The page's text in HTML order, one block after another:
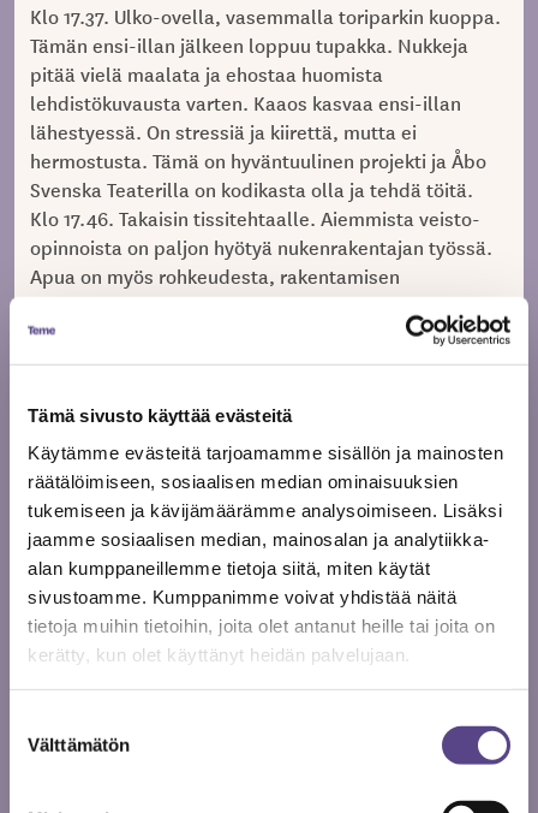
Tämä sivusto käyttää evästeitä
Käytämme evästeitä tarjoamamme sisällön ja mainosten
räätälöimiseen, sosiaalisen median ominaisuuksien
tukemiseen ja kävijämäärämme analysoimiseen. Lisäksi
jaamme sosiaalisen median, mainosalan ja analytiikka-
alan kumppaneillemme tietoja siitä, miten käytät
sivustoamme. Kumppanimme voivat yhdistää näitä
tietoja muihin tietoihin, joita olet antanut heille tai joita on
kerätty, kun olet käyttänyt heidän palvelujaan.
valinta
Välttämätön
Klo 17.37. Ulko-ovella, vasemmalla toriparkin kuoppa.
Tämän ensi-illan jälkeen loppuu tupakka. Nukkeja
pitää vielä maalata ja ehostaa huomista
lehdistökuvausta varten. Kaaos kasvaa ensi-illan
lähestyessä. On stressiä ja kiirettä, mutta ei
hermostusta. Tämä on hyväntuulinen projekti ja Åbo
Svenska Teaterilla on kodikasta olla ja tehdä töitä.
Klo 17.46. Takaisin tissitehtaalle. Aiemmista veisto-
opinnoista on paljon hyötyä nukenrakentajan työssä.
Apua on myös rohkeudesta, rakentamisen
perustaidoista sekä hyvästä
materiaalituntemuksesta. Jokaisen materiaalin ja
tarpeen myötä tulee lisää tietoa Ilmaisusta ja
näyttämöharjoituksia niin paljon kuin vain pystyy,
ompelee ja työskentelee näyttämön sivussa, joskus
otsalampun valossa. Hiljainenkin läsnäolo on tärkeä
osa työskentelyä ja ajattelua. Nukenkäsittelijöiden
työn seuraaminen ja tarkkailu tarjoaa
nukenrakentajalle paljon olennaista informaatiota,
sitä paitsi se on yleensä ihan hiton hauskaa ja
palkitsevaa, Heini paljastaa.
vapaapäivä toimittajallekin, joka on myös yksi
rakentaman Kullervon siskonuken ja menee vielä